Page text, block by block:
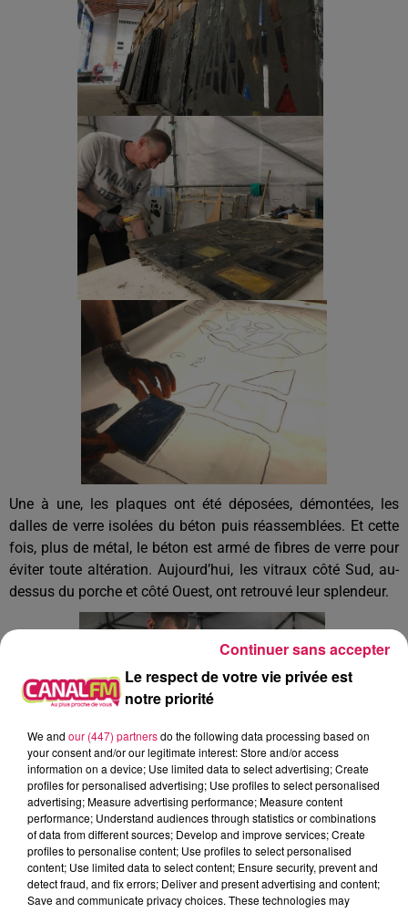
Une à une, les plaques ont été déposées, démontées, les
dalles de verre isolées du béton puis réassemblées. Et cette
fois, plus de métal, le béton est armé de fibres de verre pour
éviter toute altération. Aujourd’hui, les vitraux côté Sud, au-
dessus du porche et côté Ouest, ont retrouvé leur splendeur.
Le respect de votre vie privée est
notre priorité
We and our (447) partnersdo the following data processing based on
your consent and/or our legitimate interest: Store and/or access
information on a device; Use limited data to select advertising; Create
profiles for personalised advertising; Use profiles to select personalised
advertising; Measure advertising performance; Measure content
performance; Understand audiences through statistics or combinations
of data from different sources; Develop and improve services; Create
profiles to personalise content; Use profiles to select personalised
content; Use limited data to select content; Ensure security, prevent and
detect fraud, and fix errors; Deliver and present advertising and content;
Save and communicate privacy choices. These technologies may
Continuer sans accepter